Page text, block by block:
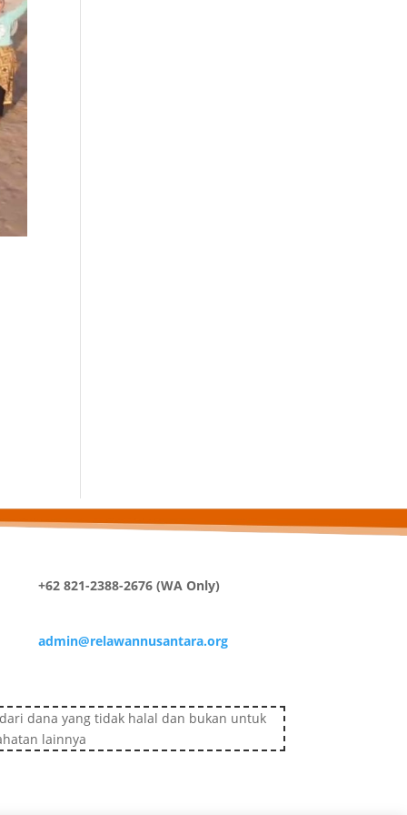
+62 821-2388-2676 (WA Only)
admin@relawannusantara.org
dana yang tidak halal dan bukan untuk
lainnya